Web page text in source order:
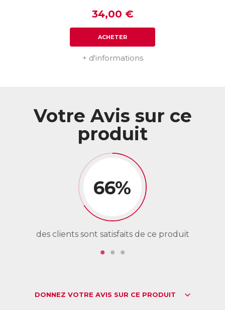
34,00 €
ACHETER
+ d'informations
Votre Avis sur ce
produit
66%
des clients sont satisfaits de ce produit
DONNEZ VOTRE AVIS SUR CE PRODUIT